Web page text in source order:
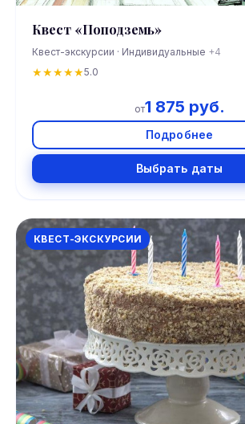
Квест «Поподземь»
Квест-экскурсии · Индивидуальные +4
★★★★★5.0
от1 875 руб.
Подробнее
Выбрать даты
КВЕСТ-ЭКСКУРСИИ